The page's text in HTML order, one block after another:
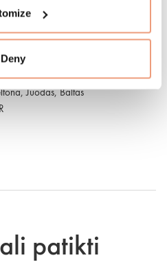
Deny
Juodas, Akmens svoris: 0.000ct),
Juodas, Baltas
patikti